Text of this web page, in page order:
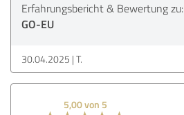
Erfahrungsbericht & Bewertung zu:
GO-EU
30.04.2025 T.
5,00 von 5